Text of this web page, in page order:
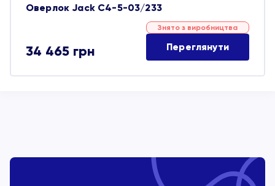
Оверлок Jack C4-5-03/233
34 465 грн
Знято з виробництва
Переглянути